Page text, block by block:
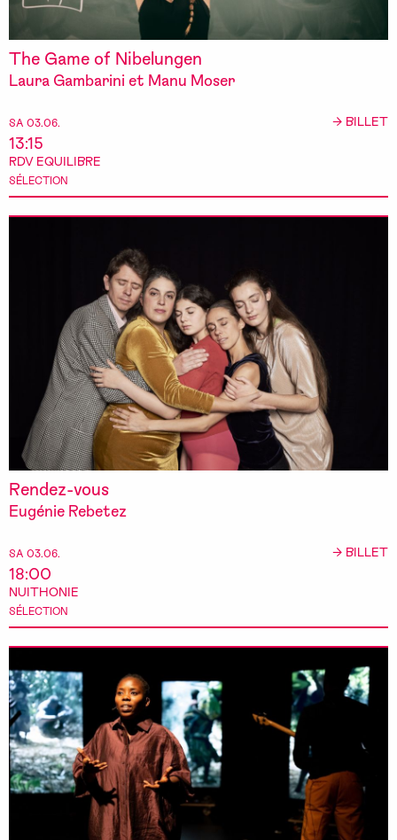
SA 03.06.
13:15
RDV EQUILIBRE
SÉLECTION
The Game of Nibelungen
Laura Gambarini et Manu Moser
→ BILLET
SA 03.06.
18:00
NUITHONIE
SÉLECTION
Rendez-vous
Eugénie Rebetez
→ BILLET